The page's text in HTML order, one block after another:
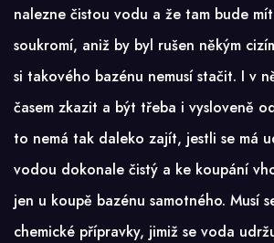
nalezne čistou vodu a že tam bude
soukromí, aniž by byl rušen někým
si takového bazénu nemusí stačit. I v
časem zkazit a být třeba i vysloveně
to nemá tak daleko zajít, jestli se má
vodou dokonale čistý a ke koupání
jen u koupě bazénu samotného. Musí
chemické přípravky, jimiž se voda